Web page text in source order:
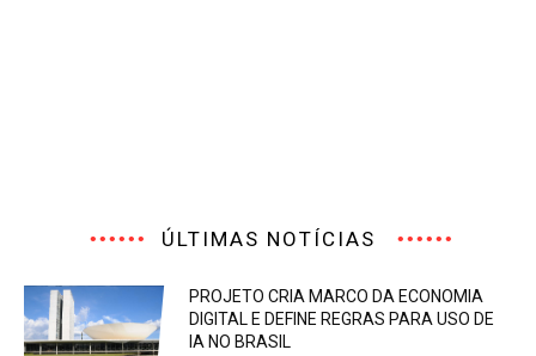
ÚLTIMAS NOTÍCIAS
PROJETO CRIA MARCO DA ECONOMIA
DIGITAL E DEFINE REGRAS PARA USO DE
IA NO BRASIL